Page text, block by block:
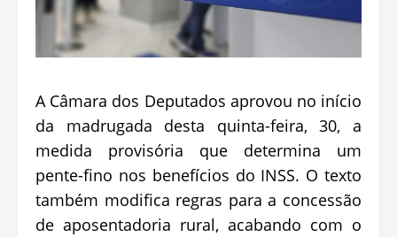
A Câmara dos Deputados aprovou no início
da madrugada desta quinta-feira, 30, a
medida provisória que determina um
pente-fino nos benefícios do INSS. O texto
também modifica regras para a concessão
de aposentadoria rural, acabando com o